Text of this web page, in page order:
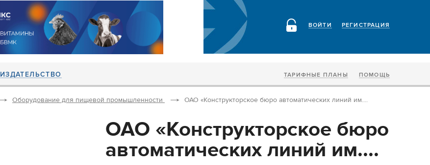
РЕГИСТРАЦИЯ
ВОЙТИ
ИЗДАТЕЛЬСТВО ТАРИФНЫЕ ПЛАНЫ ПОМОЩЬ
Оборудование для пищевой промышленности ОАО «Конструкторское бюро автоматических линий им....
ОАО «Конструкторское бюро
автоматических линий им....